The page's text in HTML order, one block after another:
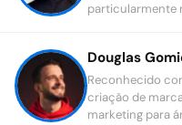
particularmente
Douglas
Reconhecido
criação de
marketing para